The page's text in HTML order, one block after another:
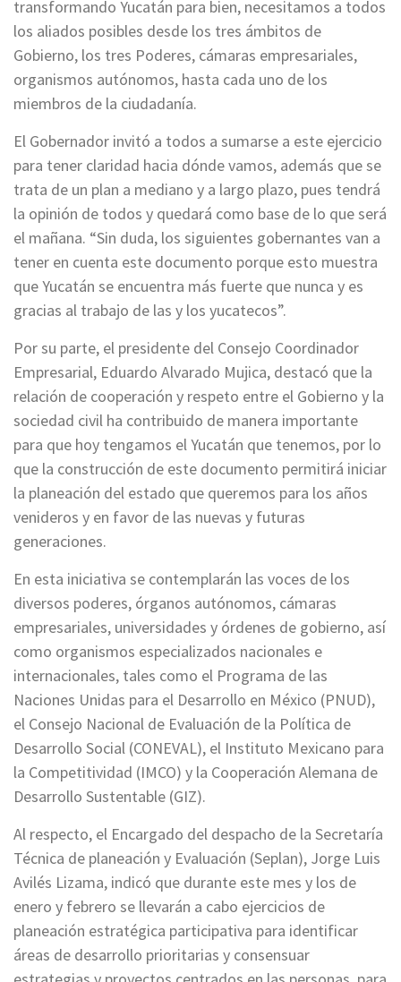
transformando Yucatán para bien, necesitamos a todos
los aliados posibles desde los tres ámbitos de
Gobierno, los tres Poderes, cámaras empresariales,
organismos autónomos, hasta cada uno de los
miembros de la ciudadanía.
El Gobernador invitó a todos a sumarse a este ejercicio
para tener claridad hacia dónde vamos, además que se
trata de un plan a mediano y a largo plazo, pues tendrá
la opinión de todos y quedará como base de lo que será
el mañana. “Sin duda, los siguientes gobernantes van a
tener en cuenta este documento porque esto muestra
que Yucatán se encuentra más fuerte que nunca y es
gracias al trabajo de las y los yucatecos”.
Por su parte, el presidente del Consejo Coordinador
Empresarial, Eduardo Alvarado Mujica, destacó que la
relación de cooperación y respeto entre el Gobierno y la
sociedad civil ha contribuido de manera importante
para que hoy tengamos el Yucatán que tenemos, por lo
que la construcción de este documento permitirá iniciar
la planeación del estado que queremos para los años
venideros y en favor de las nuevas y futuras
generaciones.
En esta iniciativa se contemplarán las voces de los
diversos poderes, órganos autónomos, cámaras
empresariales, universidades y órdenes de gobierno, así
como organismos especializados nacionales e
internacionales, tales como el Programa de las
Naciones Unidas para el Desarrollo en México (PNUD),
el Consejo Nacional de Evaluación de la Política de
Desarrollo Social (CONEVAL), el Instituto Mexicano para
la Competitividad (IMCO) y la Cooperación Alemana de
Desarrollo Sustentable (GIZ).
Al respecto, el Encargado del despacho de la Secretaría
Técnica de planeación y Evaluación (Seplan), Jorge Luis
Avilés Lizama, indicó que durante este mes y los de
enero y febrero se llevarán a cabo ejercicios de
planeación estratégica participativa para identificar
áreas de desarrollo prioritarias y consensuar